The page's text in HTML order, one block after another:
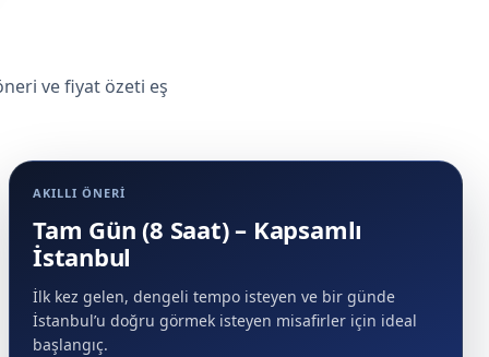
ve fiyat özeti eş
AKILLI ÖNERI
Tam Gün (8 Saat) – Kapsamlı
İstanbul
İlk kez gelen, dengeli tempo isteyen ve bir günde
İstanbul’u doğru görmek isteyen misafirler için ideal
başlangıç.